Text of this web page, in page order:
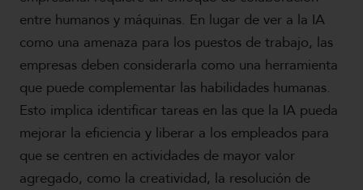
entre humanos y máquinas. En lugar de ver a la IA
como una amenaza para los puestos de trabajo, las
empresas deben considerarla como una herramienta
que puede complementar las habilidades humanas.
Esto implica identificar tareas en las que la IA pueda
mejorar la eficiencia y liberar a los empleados para
que se centren en actividades de mayor valor
agregado, como la creatividad, la resolución de